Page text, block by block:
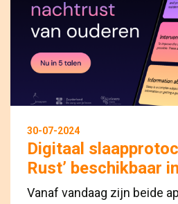
30-07-2024
Digitaal
Rust’ beschikbaar
Vanaf vandaag zijn beide